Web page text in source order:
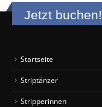
Jetzt buchen!
Startseite
Striptänzer
Stripperinnen